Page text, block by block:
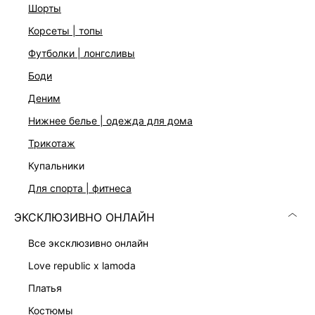
шорты
корсеты | топы
футболки | лонгсливы
боди
деним
нижнее белье | одежда для дома
трикотаж
купальники
для спорта | фитнеса
ЭКСКЛЮЗИВНО ОНЛАЙН
все эксклюзивно онлайн
love republic x lamoda
платья
костюмы
Уход за изделием:
Бережная стирка при максимальной температуре 30ºС, Не
отбеливать, Машинная сушка запрещена, Глажение при
110ºС, Профессиональная сухая чистка. Мягкий режим.,
похожих цветов
Описание
59
ДОСТАВКА И ВОЗВРАТ
Подробные условия доставки и возврата